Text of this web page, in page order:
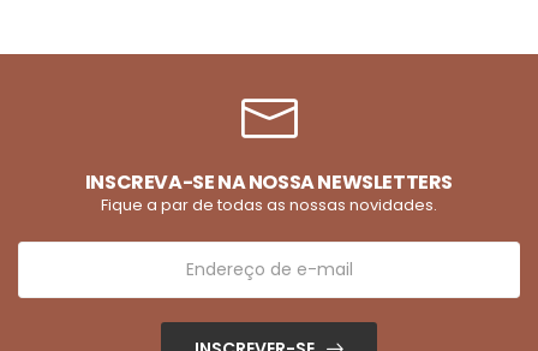
INSCREVA-SE NA NOSSA NEWSLETTERS
Fique a par de todas as nossas novidades.